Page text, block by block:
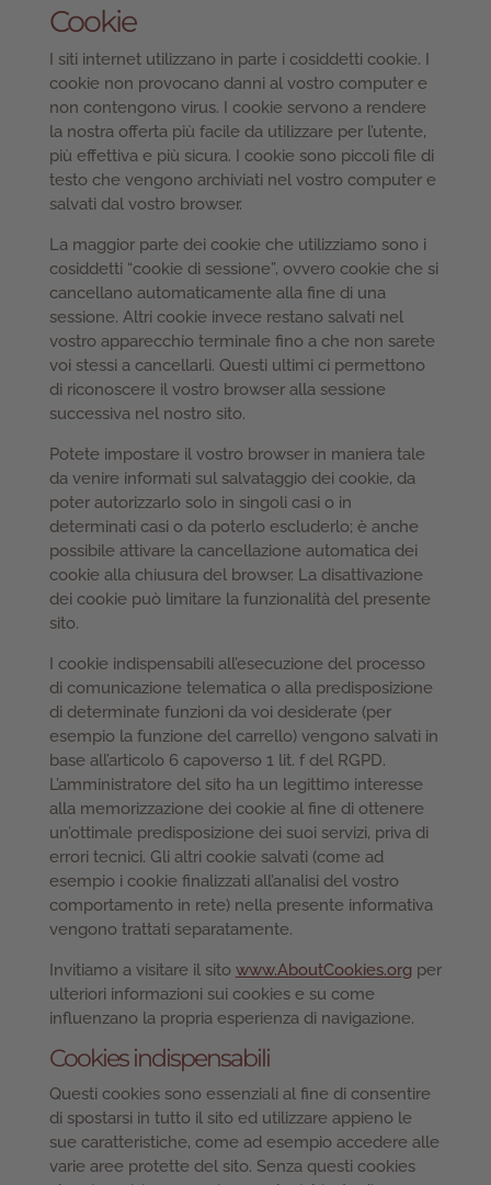
Cookie
I siti internet utilizzano in parte i cosiddetti cookie. I
cookie non provocano danni al vostro computer e
non contengono virus. I cookie servono a rendere
la nostra offerta più facile da utilizzare per l’utente,
più effettiva e più sicura. I cookie sono piccoli file di
testo che vengono archiviati nel vostro computer e
salvati dal vostro browser.
La maggior parte dei cookie che utilizziamo sono i
cosiddetti “cookie di sessione”, ovvero cookie che si
cancellano automaticamente alla fine di una
sessione. Altri cookie invece restano salvati nel
vostro apparecchio terminale fino a che non sarete
voi stessi a cancellarli. Questi ultimi ci permettono
di riconoscere il vostro browser alla sessione
successiva nel nostro sito.
Potete impostare il vostro browser in maniera tale
da venire informati sul salvataggio dei cookie, da
poter autorizzarlo solo in singoli casi o in
determinati casi o da poterlo escluderlo; è anche
possibile attivare la cancellazione automatica dei
cookie alla chiusura del browser. La disattivazione
dei cookie può limitare la funzionalità del presente
sito.
I cookie indispensabili all’esecuzione del processo
di comunicazione telematica o alla predisposizione
di determinate funzioni da voi desiderate (per
esempio la funzione del carrello) vengono salvati in
base all’articolo 6 capoverso 1 lit. f del RGPD.
L’amministratore del sito ha un legittimo interesse
alla memorizzazione dei cookie al fine di ottenere
un’ottimale predisposizione dei suoi servizi, priva di
errori tecnici. Gli altri cookie salvati (come ad
esempio i cookie finalizzati all’analisi del vostro
comportamento in rete) nella presente informativa
vengono trattati separatamente.
Invitiamo a visitare il sito www.AboutCookies.org per
ulteriori informazioni sui cookies e su come
influenzano la propria esperienza di navigazione.
Cookies indispensabili
Questi cookies sono essenziali al fine di consentire
di spostarsi in tutto il sito ed utilizzare appieno le
sue caratteristiche, come ad esempio accedere alle
varie aree protette del sito. Senza questi cookies